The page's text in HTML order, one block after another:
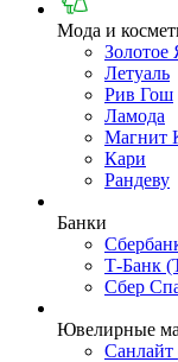
Мода и
Золотое
Летуаль
Рив Гош
Ламода
Магнит
Кари
Рандеву
Банки
Т-Банк
Сбер
Ювелирные
Санлайт